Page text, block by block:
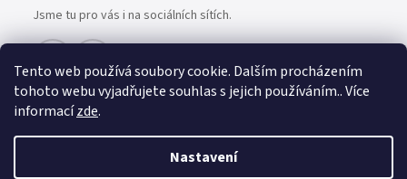
Tento web používá soubory cookie. Dalším procházením
tohoto webu vyjadřujete souhlas s jejich používáním.. Více
informacízde.
Nastavení
Jsme tu pro vás i na sociálních sítích.